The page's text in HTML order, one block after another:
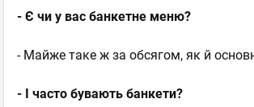
- Є чи у вас банкетне меню?
- Майже таке ж за обсягом, як й
- І часто бувають банкети?